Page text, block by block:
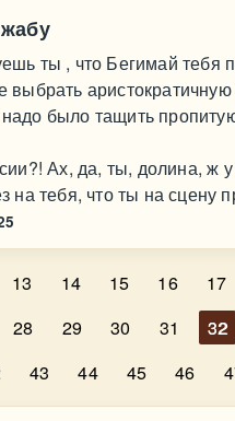
ты , что Бегимай тебя
выбрать
было тащить
Ах, да, ты, долина, ж
на тебя, что ты на сцену
13 14 15 16 17
28 29 30 31 32
43 44 45 46